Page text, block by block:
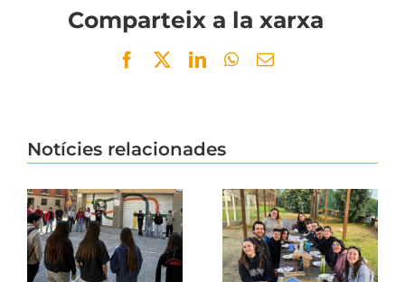
Comparteix a la xarxa
Facebook
TwitterLinkedInWhatsApp
Email
Notícies relacionades